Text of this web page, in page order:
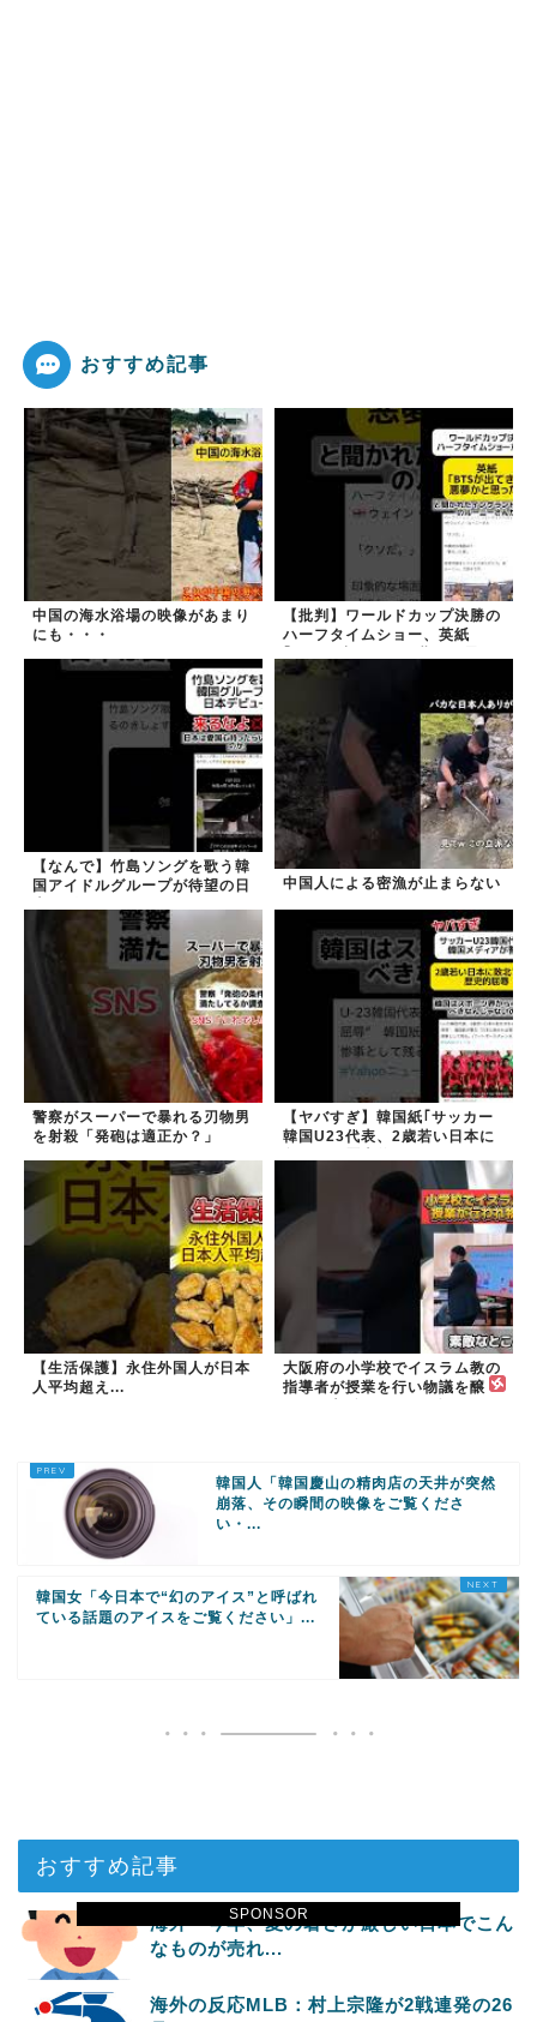
SPONSOR
おすすめ記事
中国の海水浴場の映像があまり
にも・・・
【批判】ワールドカップ決勝の
ハーフタイムショー、英紙
た｣
【なんで】竹島ソングを歌う韓
国アイドルグループが待望の日
中国人による密漁が止まらない
警察がスーパーで暴れる刃物男
を射殺「発砲は適正か？」
【ヤバすぎ】韓国紙｢サッカー
韓国U23代表、2歳若い日本に
【生活保護】永住外国人が日本
人平均超え...
大阪府の小学校でイスラム教の
指導者が授業を行い物議を醸
韓国人「韓国慶山の精肉店の天井が突然
崩落、その瞬間の映像をご覧くださ
い・...
韓国女「今日本で“幻のアイス”と呼ばれ
ている話題のアイスをご覧ください」...
おすすめ記事
海外「今年、夏の暑さが厳しい日本でこん
なものが売れ...
海外の反応MLB：村上宗隆が2戦連発の26